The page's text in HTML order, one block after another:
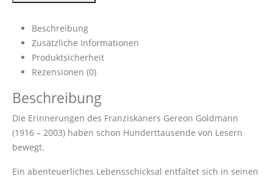
Beschreibung
Zusätzliche Informationen
Produktsicherheit
Rezensionen (0)
Beschreibung
Die Erinnerungen des Franziskaners Gereon Goldmann
(1916 – 2003) haben schon Hunderttausende von Lesern
bewegt.
Ein abenteuerliches Lebensschicksal entfaltet sich in seinen